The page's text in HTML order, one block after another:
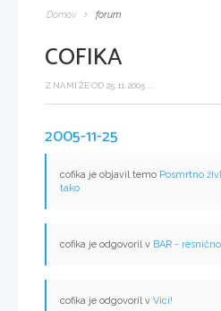
Domov forum
COFIKA
Z NAMI ŽE OD 25.11.2005 ...
2005-11-25
cofika je objavil temo Posmrtno
tako
cofika je odgovoril v BAR -
cofika je odgovoril v Vici!